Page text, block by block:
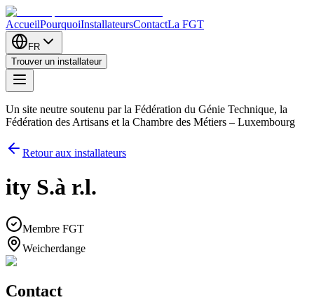
AccueilPourquoiInstallateursContactLa FGT
FR
Trouver un installateur
Un site neutre soutenu par la Fédération du Génie Technique, la
Fédération des Artisans et la Chambre des Métiers – Luxembourg
Retour aux installateurs
ity S.à r.l.
Membre FGT
Weicherdange
Contact